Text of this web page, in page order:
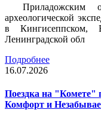
Приладожским
археологической
в Кингисеппском,
Ленинградской обл
Подробнее
16.07.2026
Поездка на "Комете"
Комфорт и